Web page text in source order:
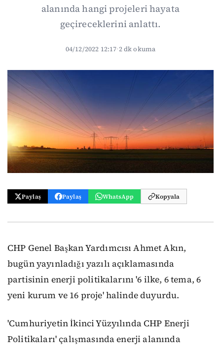
alanında hangi projeleri hayata
geçireceklerini anlattı.
04/12/2022 12:17·2 dk okuma
Paylaş Paylaş WhatsApp Kopyala
CHP Genel Başkan Yardımcısı Ahmet Akın,
bugün yayınladığı yazılı açıklamasında
partisinin enerji politikalarını '6 ilke, 6 tema, 6
yeni kurum ve 16 proje' halinde duyurdu.
'Cumhuriyetin İkinci Yüzyılında CHP Enerji
Politikaları' çalışmasında enerji alanında